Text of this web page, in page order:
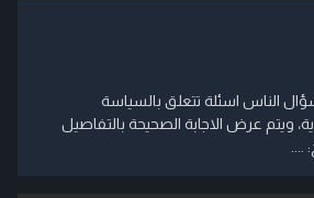
الناس اسئلة تتعلق بالسياسة
ويتم عرض الاجابة الصحيحة بالتفاصيل
....